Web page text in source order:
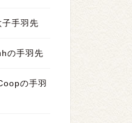
手羽先
の手羽先
の手羽